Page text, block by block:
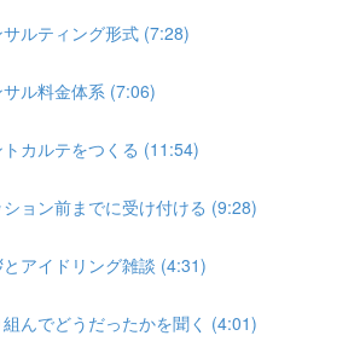
サルティング形式 (7:28)
サル料金体系 (7:06)
カルテをつくる (11:54)
ョン前までに受け付ける (9:28)
とアイドリング雑談 (4:31)
組んでどうだったかを聞く (4:01)